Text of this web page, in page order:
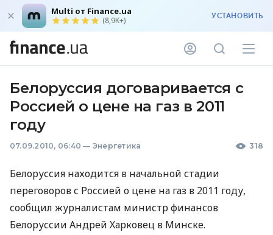
Multi от Finance.ua
(8,9K+) УСТАНОВИТЬ
Белоруссия договаривается с
Россией о цене на газ в 2011
году
07.09.2010, 06:40 — Энергетика 318
Белоруссия находится в начальной стадии
переговоров с Россией о цене на газ в 2011 году,
сообщил журналистам министр финансов
Белоруссии Андрей Харковец в Минске.